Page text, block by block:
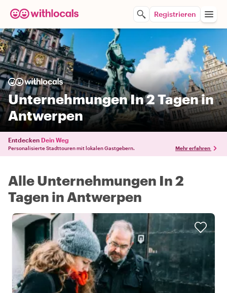
Registrieren
Unternehmungen In 2 Tagen in
Antwerpen
Entdecken Dein Weg
Personalisierte Stadttouren mit lokalen Gastgebern. Mehr erfahren
Alle Unternehmungen In 2
Tagen in Antwerpen